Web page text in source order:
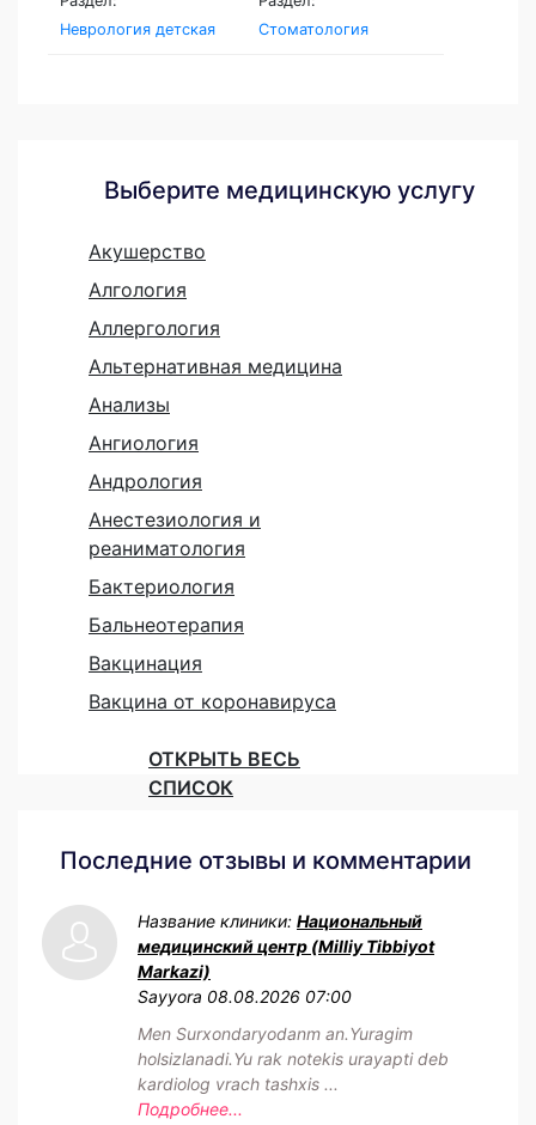
Неврология детская
Стоматология
Выберите медицинскую услугу
Акушерство
Алгология
Аллергология
Альтернативная медицина
Анализы
Ангиология
Андрология
Анестезиология и
реаниматология
Бактериология
Бальнеотерапия
Вакцинация
Вакцина от коронавируса
ОТКРЫТЬ ВЕСЬ
СПИСОК
Последние отзывы и комментарии
Название клиники: Национальный
медицинский центр (Milliy Tibbiyot
Markazi)
Sayyora 08.08.2026 07:00
Men Surxondaryodanm an.Yuragim
holsizlanadi.Yu rak notekis urayapti deb
kardiolog vrach tashxis ...
Подробнее...